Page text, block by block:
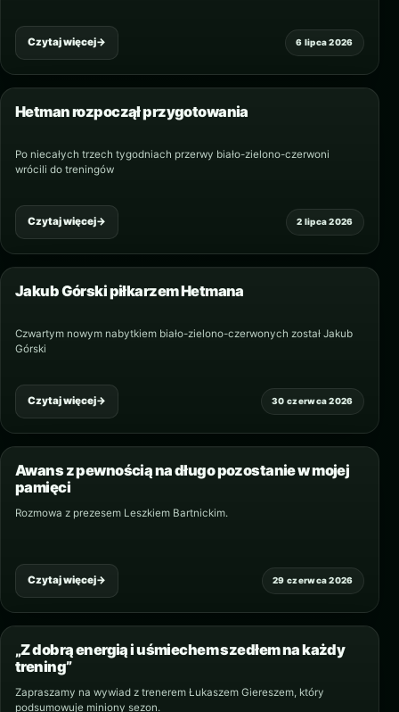
6 lipca 2026
Czytaj więcej→
2 lipca 2026
Hetman rozpoczął przygotowania
Po niecałych trzech tygodniach przerwy biało-zielono-czerwoni
wrócili do treningów
Czytaj więcej→
30 czerwca 2026
Jakub Górski piłkarzem Hetmana
Czwartym nowym nabytkiem biało-zielono-czerwonych został Jakub
Górski
Czytaj więcej→
29 czerwca 2026
Awans z pewnością na długo pozostanie w mojej
pamięci
Rozmowa z prezesem Leszkiem Bartnickim.
Czytaj więcej→
„Z dobrą energią i uśmiechem szedłem na każdy
trening”
Zapraszamy na wywiad z trenerem Łukaszem Giereszem, który
podsumowuje miniony sezon.